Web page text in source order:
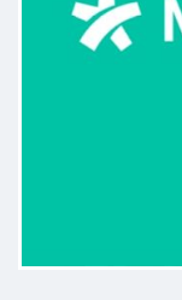
.... Mi